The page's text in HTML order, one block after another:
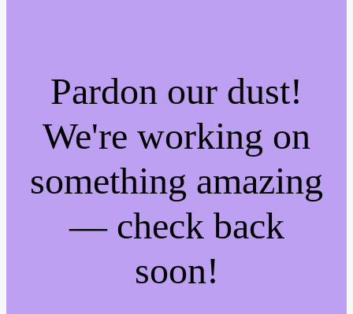
Pardon our dust!
We're working on
something amazing
— check back
soon!